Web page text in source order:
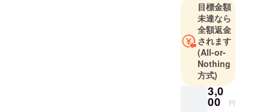
目標金額
未達なら
全額返金
されます
(All-or-
Nothing
方式)
3,0
00 円